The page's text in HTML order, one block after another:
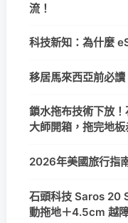
流！
科技新知：為什麼
移居馬來西亞前必
鎖水拖布技術下放
大師開箱，拖完地
2026年美國旅行指
石頭科技 Saros 20
動拖地＋4.5cm 越